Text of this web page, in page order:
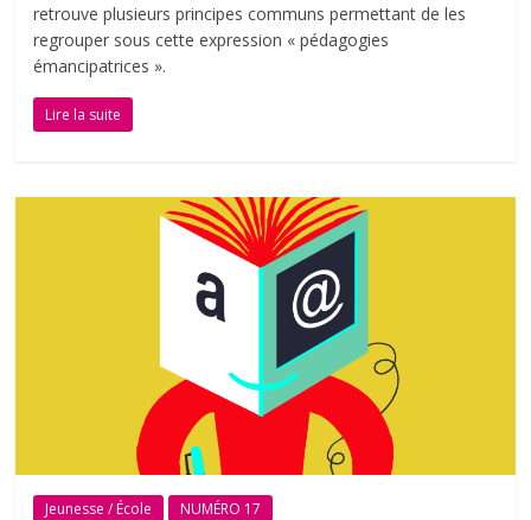
retrouve plusieurs principes communs permettant de les
regrouper sous cette expression « pédagogies
émancipatrices ».
Lire la suite
Jeunesse / École NUMÉRO 17